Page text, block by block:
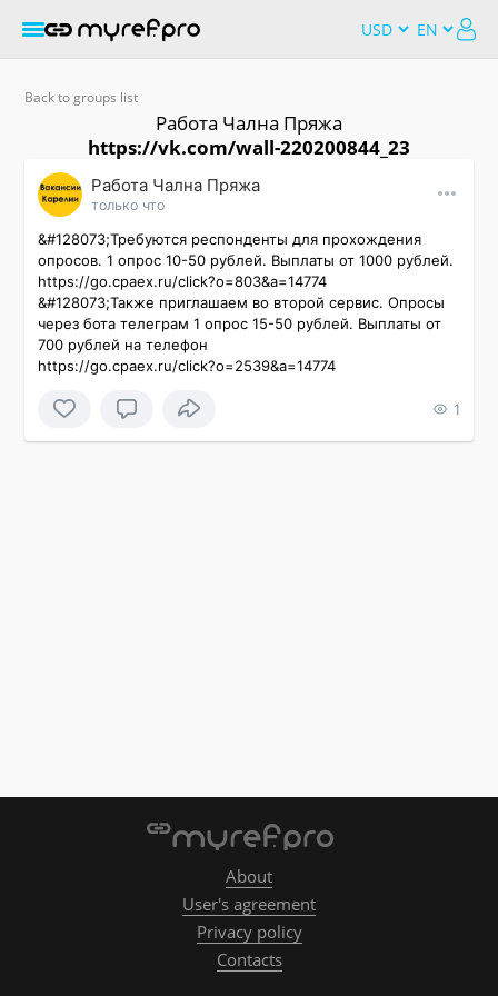
Back to groups list
Работа Чална Пряжа
https://vk.com/wall-220200844_23
Работа Чална Пряжа
только что
&#128073;Требуются респонденты для прохождения
опросов. 1 опрос 10-50 рублей. Выплаты от 1000 рублей.
https://go.cpaex.ru/click?o=803&a=14774
&#128073;Также приглашаем во второй сервис. Опросы
через бота телеграм 1 опрос 15-50 рублей. Выплаты от
700 рублей на телефон
https://go.cpaex.ru/click?o=2539&a=14774
1
About
User's agreement
Privacy policy
Contacts